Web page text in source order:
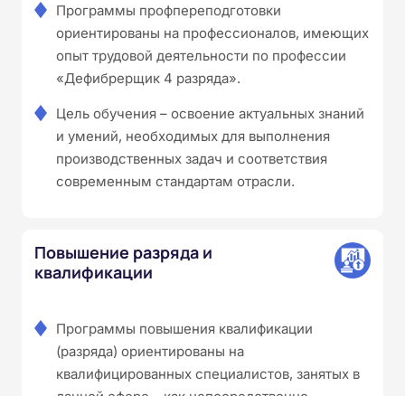
Программы профпереподготовки
ориентированы на профессионалов, имеющих
опыт трудовой деятельности по профессии
«Дефибрерщик 4 разряда».
Цель обучения – освоение актуальных знаний
и умений, необходимых для выполнения
производственных задач и соответствия
современным стандартам отрасли.
Повышение разряда и
квалификации
Программы повышения квалификации
(разряда) ориентированы на
квалифицированных специалистов, занятых в